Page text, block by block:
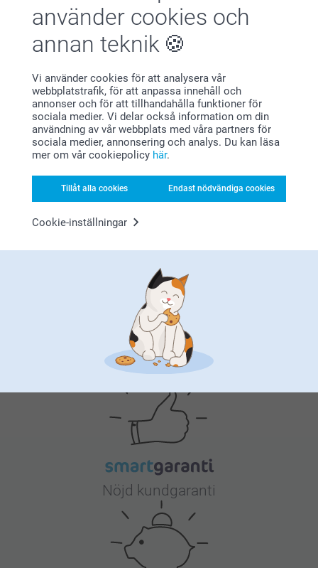
använder cookies och
annan teknik
Vi använder cookies för att analysera vår
webbplatstrafik, för att anpassa innehåll och
annonser och för att tillhandahålla funktioner för
sociala medier. Vi delar också information om din
användning av vår webbplats med våra partners för
sociala medier, annonsering och analys. Du kan läsa
mer om vår cookiepolicy här.
Tillåt alla cookies Endast nödvändiga cookies
Cookie-inställningar
Synd att för mycket av bilden 'wrappa' runt sidorna av
tavlorna - glappet i bilden en lite för mycket.
Visa reaktioner
2022-02-24
11:02
Hej Philip
Stort tack för dina 5 stjärnor och omdöme om den
delade canvastavlan.
Vi hoppas du kommer ha glädje av den under lång tid
framöver!
Varma hälsningar,
Relaterade produkter
Fotobok
Mer än 10 varianter
Från 499,00
(2847 omdömen)
Canvas Deluxe
Mer än 10 varianter
Från 349,00
(45 omdömen)
Canvas Galleri
5 varianter
Bilder på lyxpapper
Varförsmartphoto
Nöjd kundgaranti